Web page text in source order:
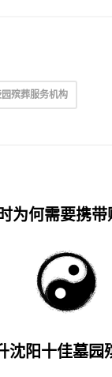
园殡葬服务机构